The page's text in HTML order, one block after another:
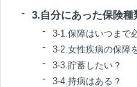
3.自分にあった保険
3-1.保障はいつまで
3-2.女性疾病の保障
3-3.貯蓄したい？
3-4.持病はある？